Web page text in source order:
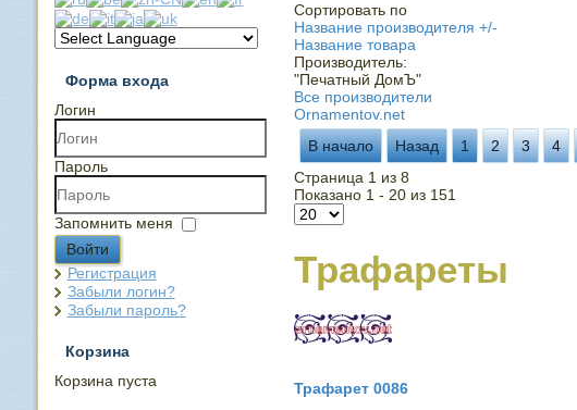
Форма входа
Логин
Пароль
Запомнить меня
Войти
Регистрация
Забыли логин?
Забыли пароль?
Корзина
Корзина пуста
Сортировать по
Название производителя +/-
Название товара
Производитель:
"Печатный ДомЪ"
Все производители
Ornamentov.net
В начало
Назад 1 2 3 4
Страница 1 из 8
Показано 1 - 20 из 151
Трафареты
Трафарет 0086